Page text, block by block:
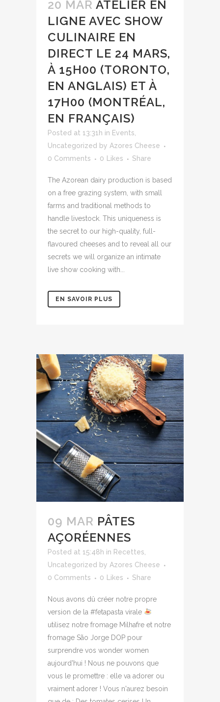
20 MAR ATELIER EN
LIGNE AVEC SHOW
CULINAIRE EN
DIRECT LE 24 MARS,
À 15H00 (TORONTO,
EN ANGLAIS) ET À
17H00 (MONTRÉAL,
EN FRANÇAIS)
Posted at 13:31h in Events
Uncategorized by Azores Cheese
0 Comments
0 Likes Share
The Azorean dairy production is based
on a free grazing system, with small
farms and traditional methods to
handle livestock. This uniqueness is
the secret to our high-quality, full-
flavoured cheeses and to reveal all our
secrets we will organize an intimate
live show cooking with...
EN SAVOIR PLUS
09 MAR PÂTES
AÇORÉENNES
Posted at 15:48h in Recettes
Uncategorized by Azores Cheese
0 Comments
0 Likes Share
Nous avons dû créer notre propre
version de la #fetapasta virale
utilisez notre fromage Milhafre et notre
fromage São Jorge DOP pour
surprendre vos wonder women
aujourd'hui ! Nous ne pouvons que
vous le promettre : elle va adorer ou
vraiment adorer ! Vous n'aurez besoin